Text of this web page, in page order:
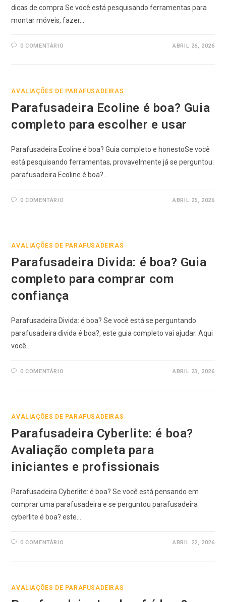
dicas de compra Se você está pesquisando ferramentas para
montar móveis, fazer…
0 COMENTÁRIO ABRIL 26, 2026
AVALIAÇÕES DE PARAFUSADEIRAS
Parafusadeira Ecoline é boa? Guia
completo para escolher e usar
Parafusadeira Ecoline é boa? Guia completo e honestoSe você
está pesquisando ferramentas, provavelmente já se perguntou:
parafusadeira Ecoline é boa?…
0 COMENTÁRIO ABRIL 25, 2026
AVALIAÇÕES DE PARAFUSADEIRAS
Parafusadeira Divida: é boa? Guia
completo para comprar com
confiança
Parafusadeira Divida: é boa? Se você está se perguntando
parafusadeira divida é boa?, este guia completo vai ajudar. Aqui
você…
0 COMENTÁRIO ABRIL 23, 2026
AVALIAÇÕES DE PARAFUSADEIRAS
Parafusadeira Cyberlite: é boa?
Avaliação completa para
iniciantes e profissionais
Parafusadeira Cyberlite: é boa? Se você está pensando em
comprar uma parafusadeira e se perguntou parafusadeira
cyberlite é boa? este…
0 COMENTÁRIO ABRIL 22, 2026
AVALIAÇÕES DE PARAFUSADEIRAS